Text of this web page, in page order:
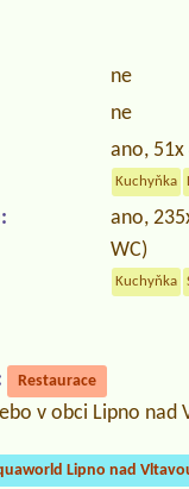
ne
ne
ano, 51x
Kuchyňka
ano,
WC)
Kuchyňka
Restaurace
v obci Lipno
Lipno nad